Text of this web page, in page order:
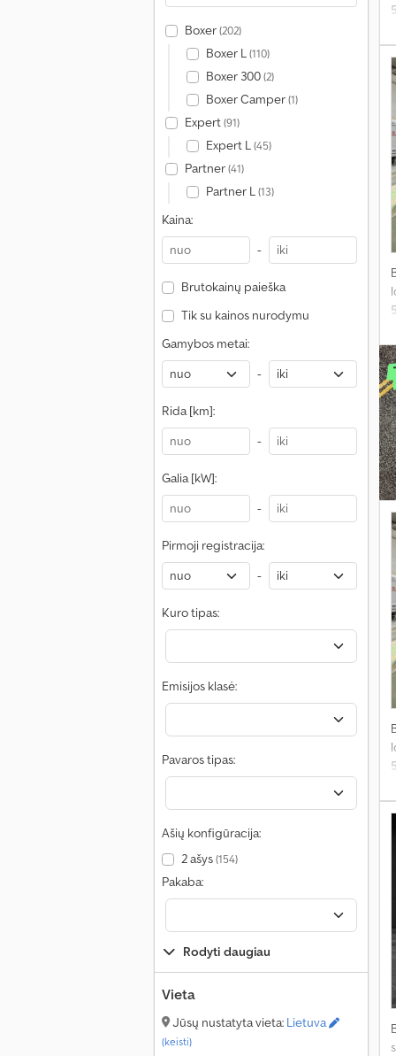
Boxer(202)
Boxer L(110)
Boxer 300(2)
Boxer Camper(1)
Expert(91)
Expert L(45)
Partner(41)
Partner L(13)
Kaina:
-
Brutokainų paieška
Tik su kainos nurodymu
Gamybos metai:
-
Rida [km]:
-
Galia [kW]:
-
Pirmoji registracija:
-
Kuro tipas:
Emisijos klasė:
Pavaros tipas:
Ašių konfigūracija:
2 ašys(154)
Pakaba:
Rodyti daugiau
Vieta
Jūsų nustatyta vieta: Lietuva
(keisti)